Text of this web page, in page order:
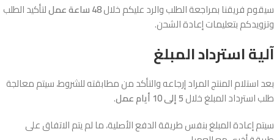
سيقوم فريقنا بمراجعة الطلب والرد عليكم خلال48 ساعة عمل
لتأكيد الطلب
وتزويدكم بتعليمات إعادة الشحن.
آلية استرداد المبلغ
بعد استلام المنتج المراد إرجاعه والتأكد من مطابقته للشروط، سيتم معالجة
طلب استرداد المبلغ خلال5 إلى 10 أيام عمل
.
سيتم إعادة المبلغ بنفس طريقة الدفع الأصلية، ما لم يتم الاتفاق على